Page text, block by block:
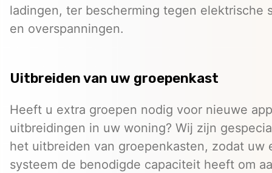
ladingen, ter bescherming tegen elektrische
en overspanningen.
Uitbreiden van uw groepenkast
Heeft u extra groepen nodig voor nieuwe
uitbreidingen in uw woning? Wij zijn
het uitbreiden van groepenkasten, zodat uw
systeem de benodigde capaciteit heeft om